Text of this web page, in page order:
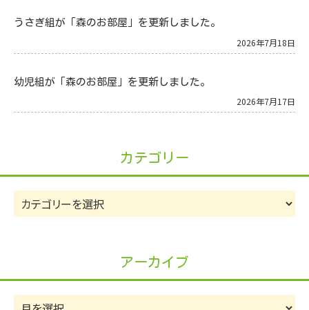
うさぎ組が「森のお部屋」を更新しました。
2026年7月18日
幼児組が「森のお部屋」を更新しました。
2026年7月17日
カテゴリー
カ
テ
アーカイブ